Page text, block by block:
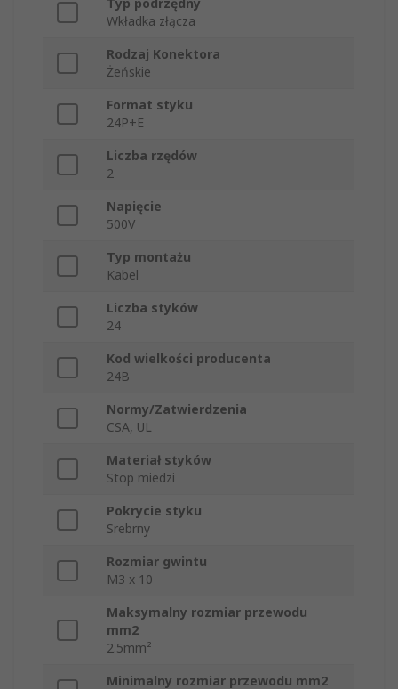
Typ podrzędny
Wkładka złącza
Rodzaj Konektora
Żeńskie
Format styku
24P+E
Liczba rzędów
2
Napięcie
500V
Typ montażu
Kabel
Liczba styków
24
Kod wielkości producenta
24B
Normy/Zatwierdzenia
CSA, UL
Materiał styków
Stop miedzi
Pokrycie styku
Srebrny
Rozmiar gwintu
M3 x 10
Maksymalny rozmiar przewodu
mm2
2.5mm²
Minimalny rozmiar przewodu mm2